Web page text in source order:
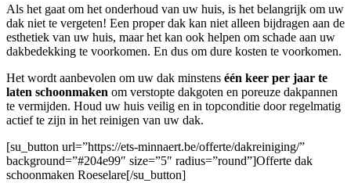
Als het gaat om het onderhoud van uw huis, is het belangrijk om uw
dak niet te vergeten! Een proper dak kan niet alleen bijdragen aan de
esthetiek van uw huis, maar het kan ook helpen om schade aan uw
dakbedekking te voorkomen. En dus om dure kosten te voorkomen.
Het wordt aanbevolen om uw dak minstens één keer per jaar te
laten schoonmaken om verstopte dakgoten en poreuze dakpannen
te vermijden. Houd uw huis veilig en in topconditie door regelmatig
actief te zijn in het reinigen van uw dak.
[su_button url=”https://ets-minnaert.be/offerte/dakreiniging/”
background=”#204e99″ size=”5″ radius=”round”]Offerte dak
schoonmaken Roeselare[/su_button]